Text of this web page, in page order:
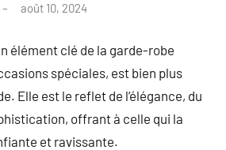
août 10, 2024
élément clé de la garde-robe
spéciales, est bien plus
Elle est le reflet de l’élégance, du
offrant à celle qui la
et ravissante.